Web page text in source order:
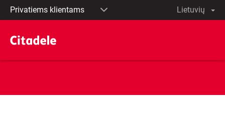
Privatiems
klientams
klientams
bankininkystė
lt
English